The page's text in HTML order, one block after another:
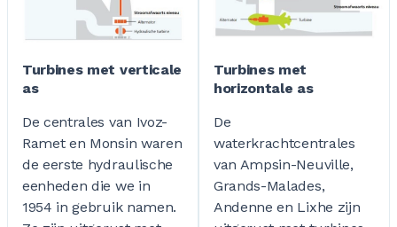
0
0
0
0
0
0
0
0
0
0
0
0
Turbines met verticale
as
De centrales van Ivoz-
Ramet en Monsin waren
de eerste hydraulische
eenheden die we in
1954 in gebruik namen.
Turbines met
horizontale as
De
waterkrachtcentrales
van Ampsin-Neuville,
Grands-Malades,
Andenne en Lixhe zijn